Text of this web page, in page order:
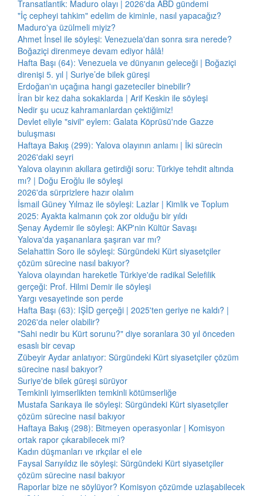
Transatlantik: Maduro olayı | 2026'da ABD gündemi
"İç cepheyi tahkim" edelim de kiminle, nasıl yapacağız?
Maduro'ya üzülmeli miyiz?
Ahmet İnsel ile söyleşi: Venezuela'dan sonra sıra nerede?
Boğaziçi direnmeye devam ediyor hâlâ!
Hafta Başı (64): Venezuela ve dünyanın geleceği | Boğaziçi
direnişi 5. yıl | Suriye’de bilek güreşi
Erdoğan'ın uçağına hangi gazeteciler binebilir?
İran bir kez daha sokaklarda | Arif Keskin ile söyleşi
Nedir şu ucuz kahramanlardan çektiğimiz!
Devlet eliyle "sivil" eylem: Galata Köprüsü'nde Gazze
buluşması
Haftaya Bakış (299): Yalova olayının anlamı | İki sürecin
2026'daki seyri
Yalova olayının akıllara getirdiği soru: Türkiye tehdit altında
mı? | Doğu Eroğlu ile söyleşi
2026'da sürprizlere hazır olalım
İsmail Güney Yılmaz ile söyleşi: Lazlar | Kimlik ve Toplum
2025: Ayakta kalmanın çok zor olduğu bir yıldı
Şenay Aydemir ile söyleşi: AKP'nin Kültür Savaşı
Yalova'da yaşananlara şaşıran var mı?
Selahattin Soro ile söyleşi: Sürgündeki Kürt siyasetçiler
çözüm sürecine nasıl bakıyor?
Yalova olayından hareketle Türkiye'de radikal Selefilik
gerçeği: Prof. Hilmi Demir ile söyleşi
Yargı vesayetinde son perde
Hafta Başı (63): IŞİD gerçeği | 2025'ten geriye ne kaldı? |
2026'da neler olabilir?
"Sahi nedir bu Kürt sorunu?" diye soranlara 30 yıl önceden
esaslı bir cevap
Zübeyir Aydar anlatıyor: Sürgündeki Kürt siyasetçiler çözüm
sürecine nasıl bakıyor?
Suriye'de bilek güreşi sürüyor
Temkinli iyimserlikten temkinli kötümserliğe
Mustafa Sarıkaya ile söyleşi: Sürgündeki Kürt siyasetçiler
çözüm sürecine nasıl bakıyor
Haftaya Bakış (298): Bitmeyen operasyonlar | Komisyon
ortak rapor çıkarabilecek mi?
Kadın düşmanları ve ırkçılar el ele
Faysal Sarıyıldız ile söyleşi: Sürgündeki Kürt siyasetçiler
çözüm sürecine nasıl bakıyor
Raporlar bize ne söylüyor? Komisyon çözümde uzlaşabilecek